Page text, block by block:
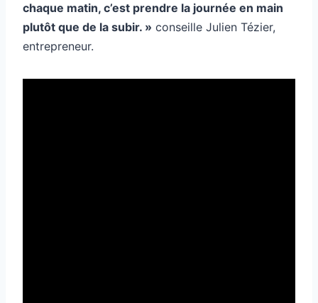
chaque matin, c’est prendre la journée en main
plutôt que de la subir. » conseille Julien Tézier,
entrepreneur.